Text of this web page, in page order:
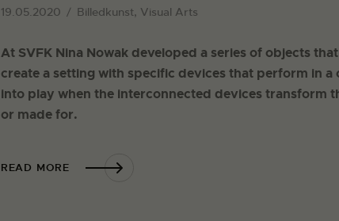
19.05.2020 Billedkunst, Visual Arts
At SVFK Nina Nowak developed a series of objects
create a setting with specific devices that perform in a
into play when the interconnected devices transform
or made for.
READ MORE